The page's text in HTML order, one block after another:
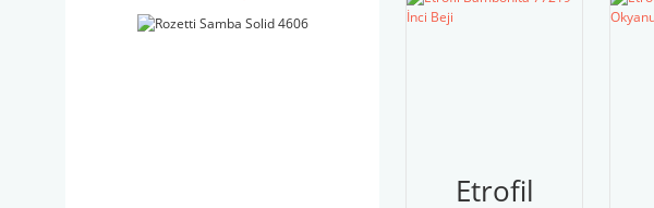
Etrofil